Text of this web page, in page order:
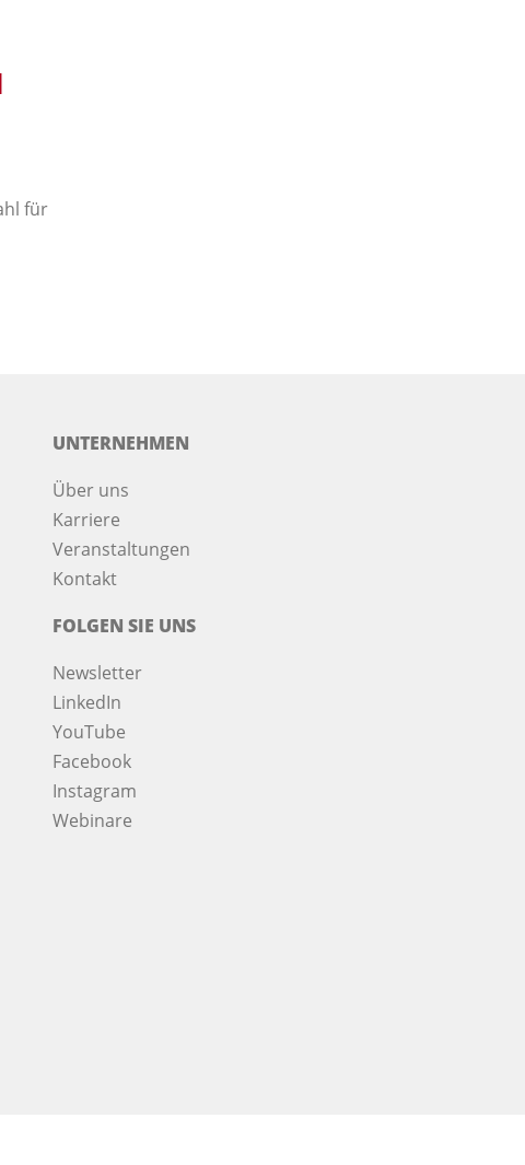
für
UNTERNEHMEN
Über uns
Karriere
Veranstaltungen
Kontakt
FOLGEN SIE UNS
Newsletter
LinkedIn
YouTube
Facebook
Instagram
Webinare